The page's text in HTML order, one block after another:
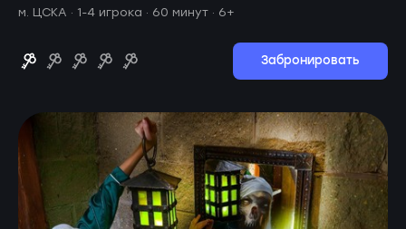
м. ЦСКА · 1-4 игрока · 60 минут · 6+
Забронировать